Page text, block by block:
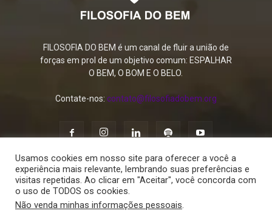
FILOSOFIA DO BEM é um canal de fluir a união de
forças em prol de um objetivo comum: ESPALHAR
O BEM, O BOM E O BELO.
Contate-nos: contato@filosofiadobem.org
Política de Privacidade
Usamos cookies em nosso site para oferecer a você a
experiência mais relevante, lembrando suas preferências e
visitas repetidas. Ao clicar em "Aceitar", você concorda com
o uso de TODOS os cookies.
Não venda minhas informações pessoais.